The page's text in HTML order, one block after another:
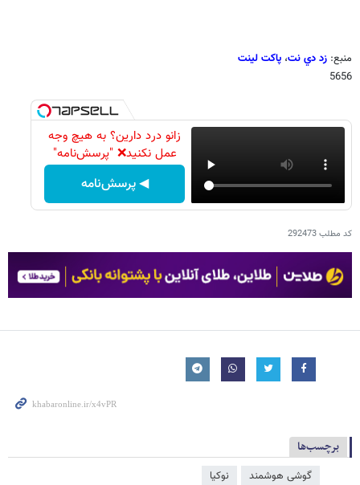
منبع: زد دي نت، پاكت لينت
5656
زانو درد دارین؟ به هیچ وجه
عمل نکنید❌ "پرسش‌نامه"
◀ پرسش‌نامه
کد مطلب292473
برچسب‌ها
گوشی هوشمند نوکیا